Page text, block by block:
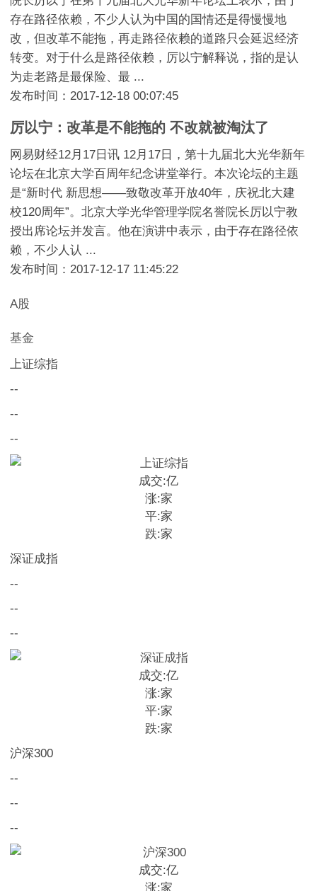
存在路径依赖，不少人认为中国的国情还是得慢慢地
改，但改革不能拖，再走路径依赖的道路只会延迟经济
转变。对于什么是路径依赖，厉以宁解释说，指的是认
为走老路是最保险、最 ...
发布时间：2017-12-18 00:07:45
厉以宁：改革是不能拖的 不改就被淘汰了
网易财经12月17日讯 12月17日，第十九届北大光华新年
论坛在北京大学百周年纪念讲堂举行。本次论坛的主题
是“新时代 新思想——致敬改革开放40年，庆祝北大建
校120周年”。北京大学光华管理学院名誉院长厉以宁教
授出席论坛并发言。他在演讲中表示，由于存在路径依
赖，不少人认 ...
发布时间：2017-12-17 11:45:22
A股
基金
上证综指
--
--
--
成交:亿
涨:家
平:家
跌:家
深证成指
--
--
--
成交:亿
涨:家
平:家
跌:家
沪深300
--
--
--
成交:亿
涨:家